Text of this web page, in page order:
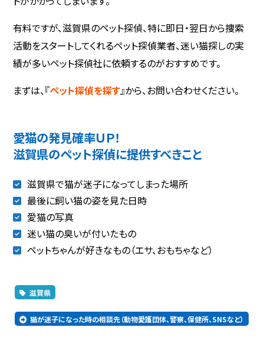
有料ですが、滋賀県のペット探偵、特に即日・翌日から捜索
活動をスタートしてくれるペット探偵業者、迷い猫探しの実
績が多いペット探偵社に依頼するのがおすすめです。
まずは、『ペット探偵を探す』から、お問い合わせください。
愛猫の発見確率ＵＰ！
滋賀県のペット探偵に提供すべきこと
滋賀県で猫が迷子になってしまった場所
最後に飼い猫の姿を見た日時
愛猫の写真
迷い猫の臭いが付いたもの
ペットちゃんが好きなもの（エサ、おもちゃなど）
滋賀県
猫が迷子になった時の相談先（動物愛護団体、警察、保健所、SNSなど）